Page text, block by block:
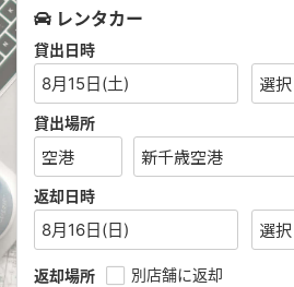
レンタカー
貸出日時
8月15日(土)
貸出場所
返却日時
8月16日(日)
返却場所 別店舗に返却